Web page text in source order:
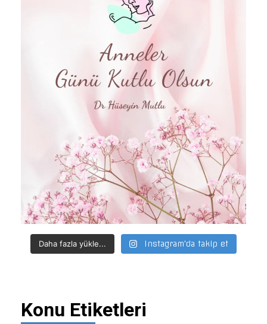
Daha fazla yükle... Instagram'da takip et
Konu Etiketleri